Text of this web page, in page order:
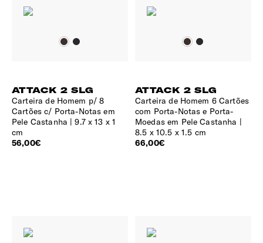
ATTACK 2 SLG
Carteira de Homem p/ 8
Cartões c/ Porta-Notas em
Pele Castanha
9.7 x 13 x 1
cm
56,00€
ATTACK 2 SLG
Carteira de Homem 6 Cartões
com Porta-Notas e Porta-
Moedas em Pele Castanha
8.5 x 10.5 x 1.5 cm
66,00€